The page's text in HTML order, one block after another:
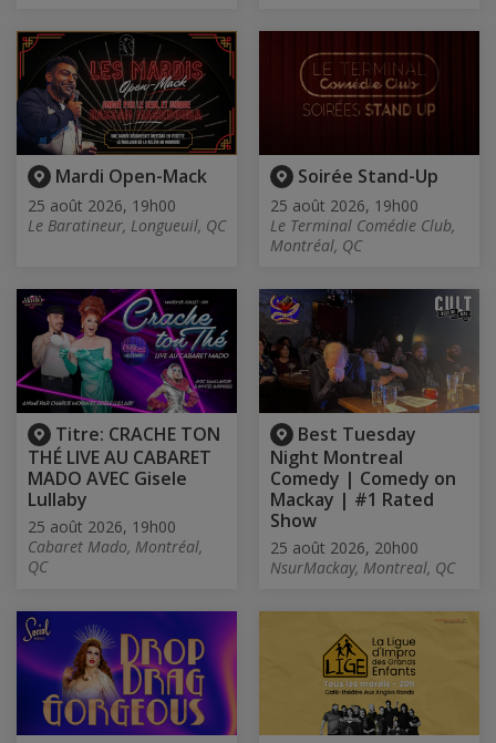
Mardi Open-Mack
25 août 2026, 19h00
Le Baratineur, Longueuil, QC
Soirée Stand-Up
25 août 2026, 19h00
Le Terminal Comédie Club,
Montréal, QC
Titre: CRACHE TON
THÉ LIVE AU CABARET
MADO AVEC Gisele
Lullaby
25 août 2026, 19h00
Cabaret Mado, Montréal,
QC
Best Tuesday
Night Montreal
Comedy | Comedy on
Mackay | #1 Rated
Show
25 août 2026, 20h00
NsurMackay, Montreal, QC